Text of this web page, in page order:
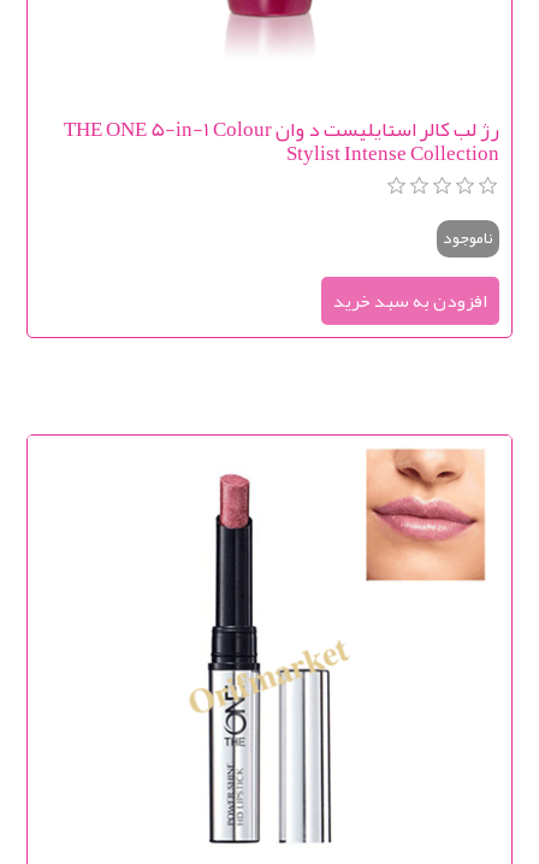
رژ لب کالر استایلیست د وان THE ONE 5-in-1 Colour
Stylist Intense Collection
ناموجود